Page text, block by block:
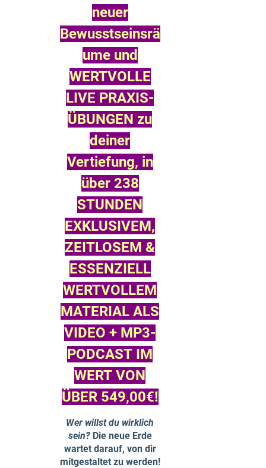
neuer
Bewusstseinsrä
ume und
WERTVOLLE
LIVE PRAXIS-
ÜBUNGEN zu
deiner
Vertiefung, in
über 238
STUNDEN
EXKLUSIVEM,
ZEITLOSEM &
ESSENZIELL
WERTVOLLEM
MATERIAL ALS
VIDEO + MP3-
PODCAST IM
WERT VON
ÜBER 549,00€!
Wer willst du wirklich
sein?Die neue Erde
wartet darauf, von dir
mitgestaltet zu werden!